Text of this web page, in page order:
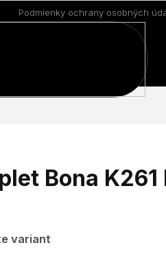
Podmienky ochrany osobných
Bona K261
variant